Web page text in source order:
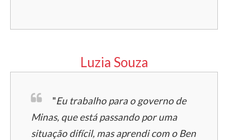
Luzia Souza
"Eu trabalho para o governo de
Minas, que está passando por uma
situação difícil, mas aprendi com o Ben